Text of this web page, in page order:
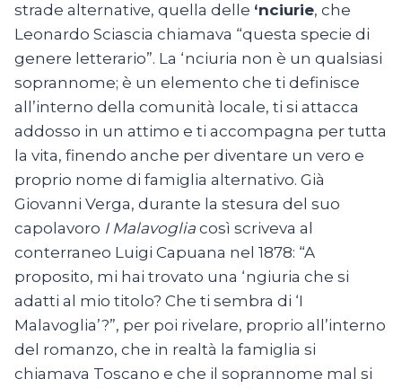
strade alternative, quella delle ‘nciurie, che
Leonardo Sciascia chiamava “questa specie di
genere letterario”. La ‘nciuria non è un qualsiasi
soprannome; è un elemento che ti definisce
all’interno della comunità locale, ti si attacca
addosso in un attimo e ti accompagna per tutta
la vita, finendo anche per diventare un vero e
proprio nome di famiglia alternativo. Già
Giovanni Verga, durante la stesura del suo
capolavoro I Malavoglia così scriveva al
conterraneo Luigi Capuana nel 1878: “A
proposito, mi hai trovato una ‘ngiuria che si
adatti al mio titolo? Che ti sembra di ‘I
Malavoglia’?”, per poi rivelare, proprio all’interno
del romanzo, che in realtà la famiglia si
chiamava Toscano e che il soprannome mal si